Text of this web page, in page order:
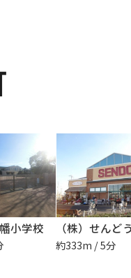
小学校 （株）せんど
約333m / 5分